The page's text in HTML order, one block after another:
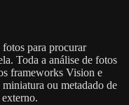
para procurar
Toda a análise de fotos
frameworks Vision e
ou metadado de